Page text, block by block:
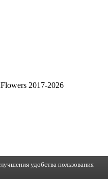
2017-2026
удобства пользования